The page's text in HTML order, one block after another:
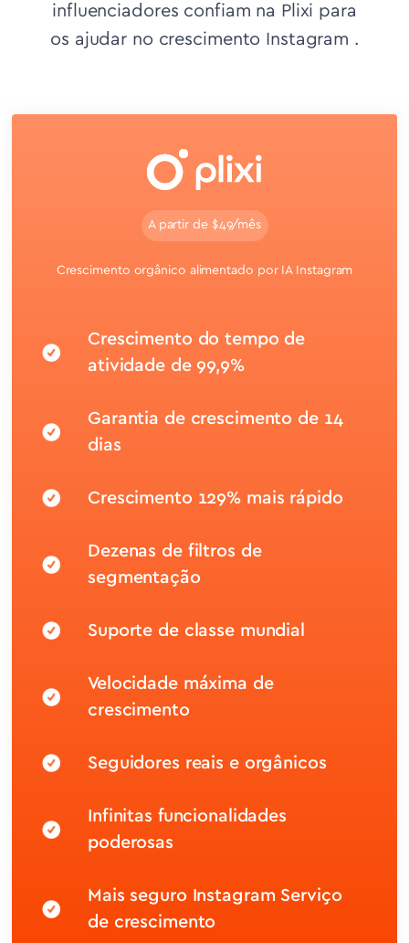
influenciadores confiam na Plixi para
os ajudar no crescimento Instagram .
A partir de $49/mês
Crescimento orgânico alimentado por IA Instagram
Crescimento do tempo de
atividade de 99,9%
Garantia de crescimento de 14
dias
Crescimento 129% mais rápido
Dezenas de filtros de
segmentação
Suporte de classe mundial
Velocidade máxima de
crescimento
Seguidores reais e orgânicos
Infinitas funcionalidades
poderosas
Mais seguro Instagram Serviço
de crescimento